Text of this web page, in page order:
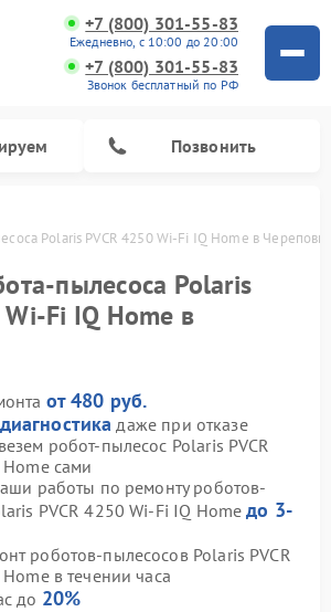
+7 (800) 301-55-83
Ежедневно, с 10:00 до 20:00
+7 (800) 301-55-83
Звонок бесплатный по РФ
Позвонить
Polaris PVCR 4250 Wi-Fi IQ Home в
пылесоса Polaris
Fi IQ Home в
от 480 руб.
даже при отказе
робот-пылесос Polaris PVCR
сами
работы по ремонту роботов-
PVCR 4250 Wi-Fi IQ Homeдо 3-
роботов-пылесосов Polaris PVCR
в течении часа
до 20%